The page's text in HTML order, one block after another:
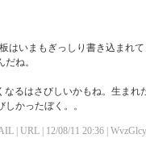
はいまもぎっしり書き込まれ
ね。
はさびしいかもね。生まれ
かったぼく。。
| URL | 12/08/11 20:36 |